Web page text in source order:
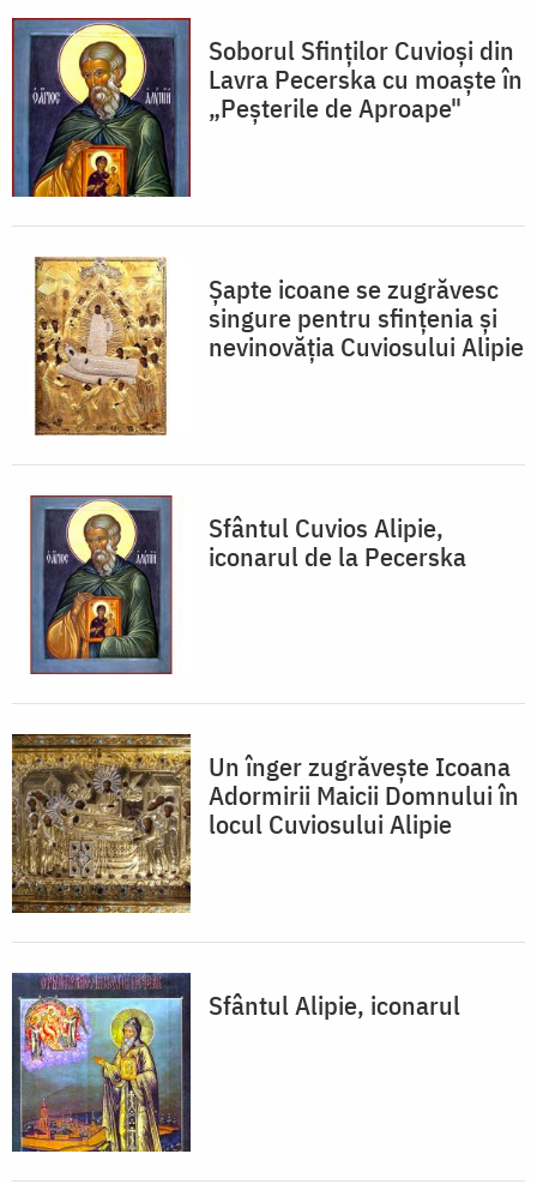
Soborul Sfinților Cuvioși din
Lavra Pecerska cu moaște în
„Peșterile de Aproape"
Șapte icoane se zugrăvesc
singure pentru sfințenia și
nevinovăția Cuviosului Alipie
Sfântul Cuvios Alipie,
iconarul de la Pecerska
Un înger zugrăveşte Icoana
Adormirii Maicii Domnului în
locul Cuviosului Alipie
Sfântul Alipie, iconarul